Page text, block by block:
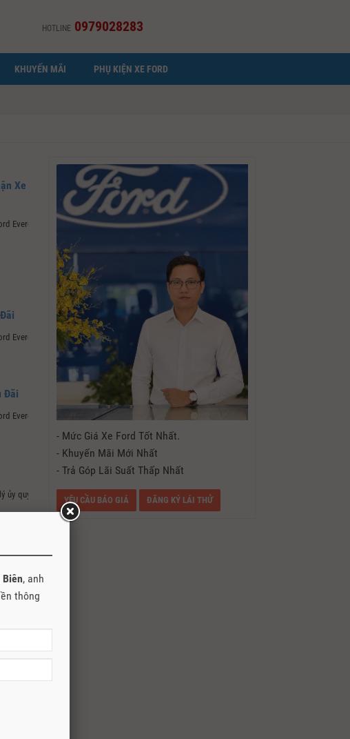
HOTLINE 0979028283
KHUYẾN MÃI PHỤ KIỆN XE FORD
Xe
Everest
Everest
Đãi
Everest
quyền
giới hạn,
lưu động
mắn, sôi
- Mức Giá Xe Ford Tốt Nhất.
- Khuyến Mãi Mới Nhất
- Trả Góp Lãi Suất Thấp Nhất
YÊU CẦU BÁO GIÁ ĐĂNG KÝ LÁI THỬ
Biên, anh
thông